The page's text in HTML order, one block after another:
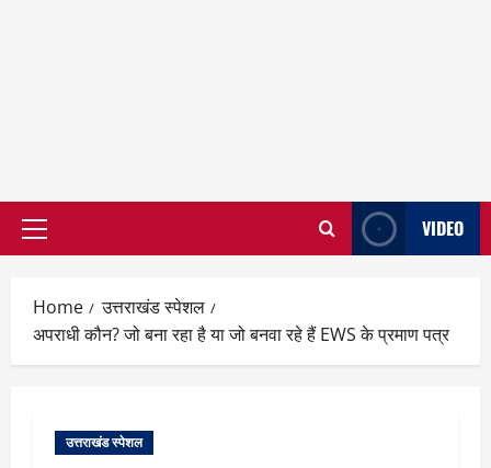
Primary
VIDEO
Home
उत्तराखंड स्पेशल
अपराधी कौन? जो बना रहा है या जो बनवा रहे हैं EWS के प्रमाण पत्र
उत्तराखंड स्पेशल